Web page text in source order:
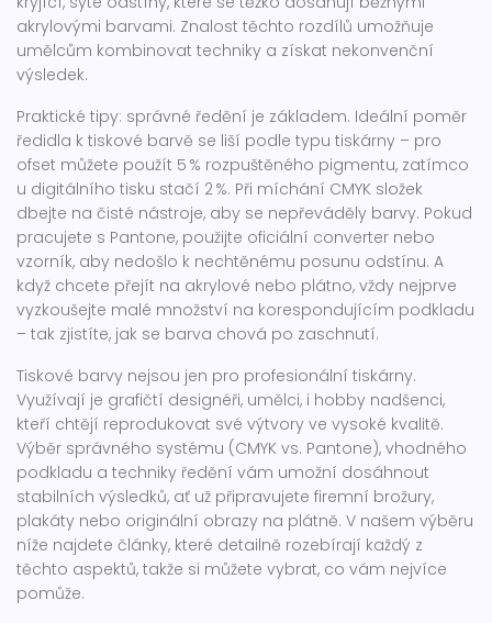
akrylovými barvami. Znalost těchto rozdílů umožňuje
umělcům kombinovat techniky a získat nekonvenční
výsledek.
Praktické tipy: správné ředění je základem. Ideální poměr
ředidla k tiskové barvě se liší podle typu tiskárny – pro
ofset můžete použít 5 % rozpuštěného pigmentu, zatímco
u digitálního tisku stačí 2 %. Při míchání CMYK složek
dbejte na čisté nástroje, aby se nepřeváděly barvy. Pokud
pracujete s Pantone, použijte oficiální converter nebo
vzorník, aby nedošlo k nechtěnému posunu odstínu. A
když chcete přejít na akrylové nebo plátno, vždy nejprve
vyzkoušejte malé množství na korespondujícím podkladu
– tak zjistíte, jak se barva chová po zaschnutí.
Tiskové barvy nejsou jen pro profesionální tiskárny.
Využívají je grafičtí designéři, umělci, i hobby nadšenci,
kteří chtějí reprodukovat své výtvory ve vysoké kvalitě.
Výběr správného systému (CMYK vs. Pantone), vhodného
podkladu a techniky ředění vám umožní dosáhnout
stabilních výsledků, ať už připravujete firemní brožury,
plakáty nebo originální obrazy na plátně. V našem výběru
níže najdete články, které detailně rozebírají každý z
těchto aspektů, takže si můžete vybrat, co vám nejvíce
pomůže.